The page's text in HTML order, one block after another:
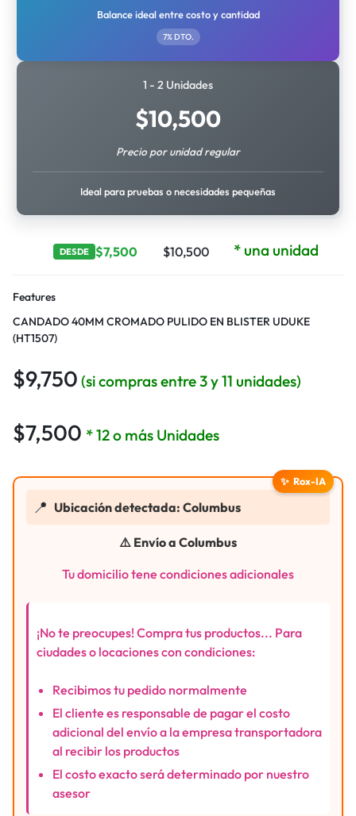
Balance ideal entre costo y cantidad
7% DTO.
1 - 2 Unidades
$10,500
Precio por unidad regular
Ideal para pruebas o necesidades pequeñas
DESDE $7,500 $10,500 * una unidad
Features
CANDADO 40MM CROMADO PULIDO EN BLISTER UDUKE
(HT1507)
$9,750 (si compras entre 3 y 11 unidades)
$7,500 * 12 o más Unidades
✨ Rox-IA
📍 Ubicación detectada: Columbus
⚠️ Envío a Columbus
Tu domicilio tene condiciones adicionales
¡No te preocupes! Compra tus productos... Para
ciudades o locaciones con condiciones:
Recibimos tu pedido normalmente
El cliente es responsable de pagar el costo
adicional del envío a la empresa transportadora
al recibir los productos
El costo exacto será determinado por nuestro
asesor